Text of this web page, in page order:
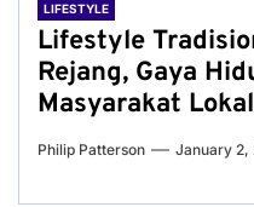
LIFESTYLE
Lifestyle
Rejang, Gaya
Masyarakat
Philip Patterson January 2,